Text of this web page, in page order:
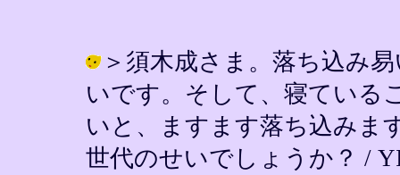
＞須木成さま。落ち込み
いです。そして、寝ている
いと、ますます落ち込みま
世代のせいでしょうか？ /